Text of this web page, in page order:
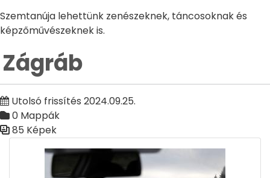
Szemtanúja lehettünk zenészeknek, táncosoknak és
képzőművészeknek is.
Zágráb
Utolsó frissítés 2024.09.25.
0 Mappák
85 Képek